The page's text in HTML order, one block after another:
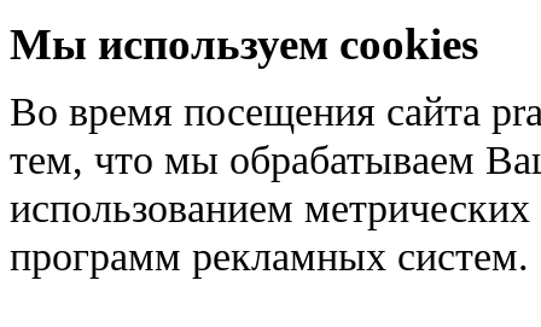
Мы используем cookies
Во время посещения сайта
тем, что мы обрабатываем
использованием
программ рекламных систем.